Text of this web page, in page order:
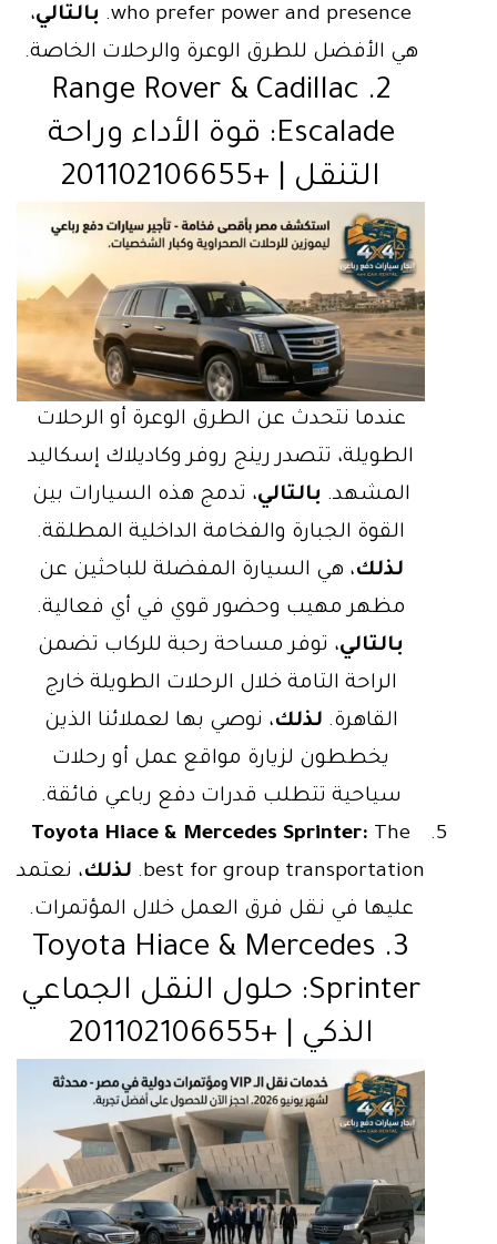
who prefer power and presence. بالتالي،
هي الأفضل للطرق الوعرة والرحلات الخاصة.
2. Range Rover & Cadillac
Escalade: قوة الأداء وراحة
التنقل | +201102106655
عندما نتحدث عن الطرق الوعرة أو الرحلات
الطويلة، تتصدر رينج روفر وكاديلاك إسكاليد
المشهد.بالتالي، تدمج هذه السيارات بين
القوة الجبارة والفخامة الداخلية المطلقة.
لذلك، هي السيارة المفضلة للباحثين عن
مظهر مهيب وحضور قوي في أي فعالية.
بالتالي، توفر مساحة رحبة للركاب تضمن
الراحة التامة خلال الرحلات الطويلة خارج
القاهرة.لذلك، نوصي بها لعملائنا الذين
يخططون لزيارة مواقع عمل أو رحلات
سياحية تتطلب قدرات دفع رباعي فائقة.
Toyota Hiace & Mercedes Sprinter:The
best for group transportation. لذلك، نعتمد
عليها في نقل فرق العمل خلال المؤتمرات.
3. Toyota Hiace & Mercedes
Sprinter: حلول النقل الجماعي
الذكي | +201102106655